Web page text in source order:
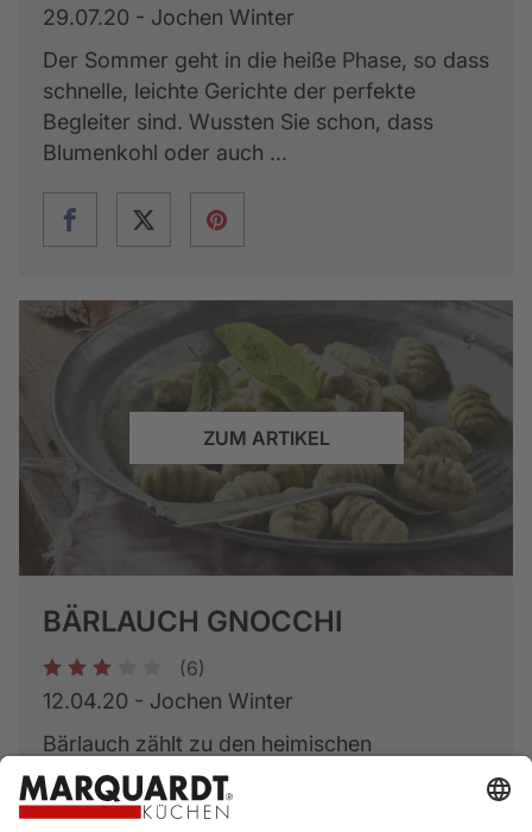
29.07.20 - Jochen Winter
Der Sommer geht in die heiße Phase, so dass
schnelle, leichte Gerichte der perfekte
Begleiter sind. Wussten Sie schon, dass
Blumenkohl oder auch ...
ZUM ARTIKEL
BÄRLAUCH GNOCCHI
1 2 3 (6)
12.04.20 - Jochen Winter
Bärlauch zählt zu den heimischen
Wildkräutern, welches als Heil-
und Gewürzkraut eingesetzt wird. Die Blätter